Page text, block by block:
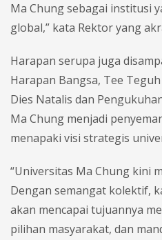
Ma Chung sebagai institusi
global,” kata Rektor yang
Harapan serupa juga
Harapan Bangsa, Tee
Dies Natalis dan
Ma Chung menjadi
menapaki visi strategis
“Universitas Ma Chung kini
Dengan semangat kolektif,
akan mencapai tujuannya
pilihan masyarakat, dan